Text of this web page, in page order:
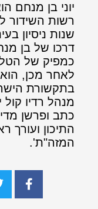
יוני בן מנחם
רשות השידור
שנות ניסיון
דרכו של בן
כמפיק של
לאחר מכן,
בתקשורת
מנהל רדיו
כתב ופרשן
התיכון ועורך
המזה"ת'.